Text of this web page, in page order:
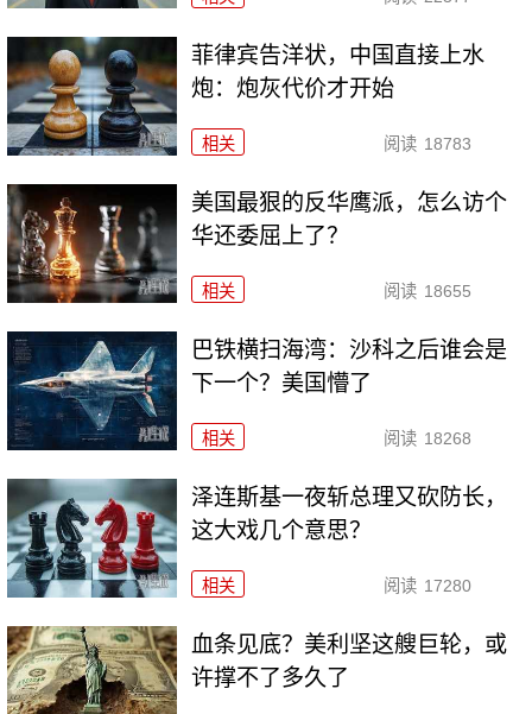
菲律宾告洋状，中国直接上水
炮：炮灰代价才开始
相关 阅读 18783
美国最狠的反华鹰派，怎么访个
华还委屈上了？
相关 阅读 18655
巴铁横扫海湾：沙科之后谁会是
下一个？美国懵了
相关 阅读 18268
泽连斯基一夜斩总理又砍防长，
这大戏几个意思？
相关 阅读 17280
血条见底？美利坚这艘巨轮，或
许撑不了多久了